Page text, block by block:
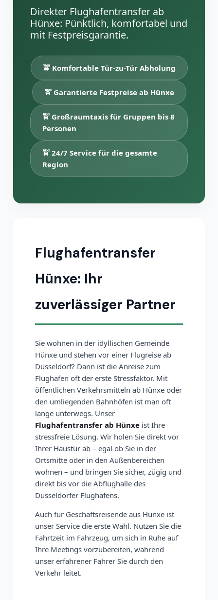
Direkter Flughafentransfer ab
Hünxe: Pünktlich, komfortabel und
mit Festpreisgarantie.
🚖 Komfortable Tür-zu-Tür Abholung
🚖 Garantierte Festpreise ab Hünxe
🚖 Großraumtaxis für Gruppen bis 8
Personen
🚖 24/7 Service für die gesamte
Region
Flughafentransfer
Hünxe: Ihr
zuverlässiger Partner
Sie wohnen in der idyllischen Gemeinde
Hünxe und stehen vor einer Flugreise ab
Düsseldorf? Dann ist die Anreise zum
Flughafen oft der erste Stressfaktor. Mit
öffentlichen Verkehrsmitteln ab Hünxe oder
den umliegenden Bahnhöfen ist man oft
lange unterwegs. Unser
Flughafentransfer ab Hünxe ist Ihre
stressfreie Lösung. Wir holen Sie direkt vor
Ihrer Haustür ab – egal ob Sie in der
Ortsmitte oder in den Außenbereichen
wohnen – und bringen Sie sicher, zügig und
direkt bis vor die Abflughalle des
Düsseldorfer Flughafens.
Auch für Geschäftsreisende aus Hünxe ist
unser Service die erste Wahl. Nutzen Sie die
Fahrtzeit im Fahrzeug, um sich in Ruhe auf
Ihre Meetings vorzubereiten, während
unser erfahrener Fahrer Sie durch den
Verkehr leitet.